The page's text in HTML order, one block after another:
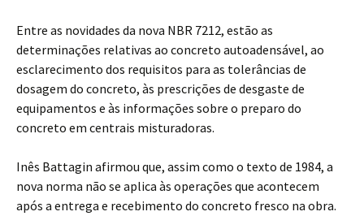
Entre as novidades da nova NBR 7212, estão as
determinações relativas ao concreto autoadensável, ao
esclarecimento dos requisitos para as tolerâncias de
dosagem do concreto, às prescrições de desgaste de
equipamentos e às informações sobre o preparo do
concreto em centrais misturadoras.
Inês Battagin afirmou que, assim como o texto de 1984, a
nova norma não se aplica às operações que acontecem
após a entrega e recebimento do concreto fresco na obra.